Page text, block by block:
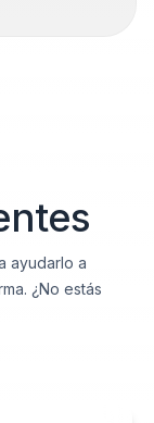
ayudarlo a
¿No estás